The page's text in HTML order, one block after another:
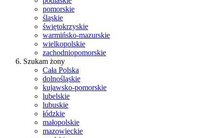
pomorskie
śląskie
świętokrzyskie
warmińsko-mazurskie
wielkopolskie
zachodniopomorskie
Szukam żony
Cała Polska
dolnośląskie
kujawsko-pomorskie
lubelskie
lubuskie
łódzkie
małopolskie
mazowieckie